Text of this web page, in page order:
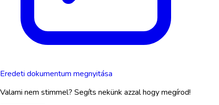
Eredeti dokumentum megnyitása
Valami nem stimmel? Segíts nekünk azzal hogy megírod!